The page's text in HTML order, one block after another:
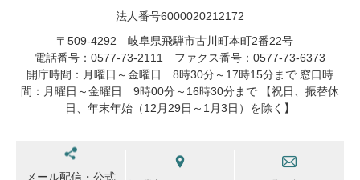
法人番号6000020212172
〒509-4292 岐阜県飛騨市古川町本町2番22号
電話番号：0577-73-2111 ファクス番号：0577-73-6373
開庁時間：月曜日～金曜日 8時30分～17時15分まで 窓口時
間：月曜日～金曜日 9時00分～16時30分まで 【祝日、振替休
日、年末年始（12月29日～1月3日）を除く】
メール配信・公式